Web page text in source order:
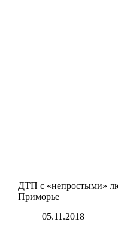
ДТП с «непростыми»
Приморье
05.11.2018